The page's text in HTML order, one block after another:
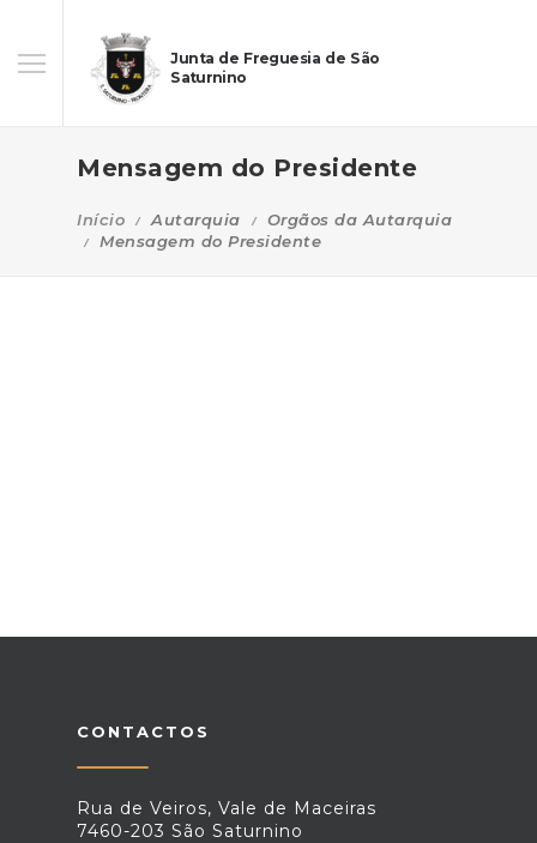
Junta de Freguesia de São
Saturnino
Mensagem do Presidente
Início Autarquia
Orgãos da Autarquia
Mensagem do Presidente
CONTACTOS
Rua de Veiros, Vale de Maceiras
7460-203 São Saturnino